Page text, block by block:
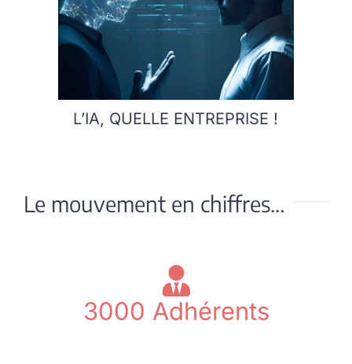
L’IA, QUELLE ENTREPRISE !
Le mouvement en chiffres…
3000 Adhérents